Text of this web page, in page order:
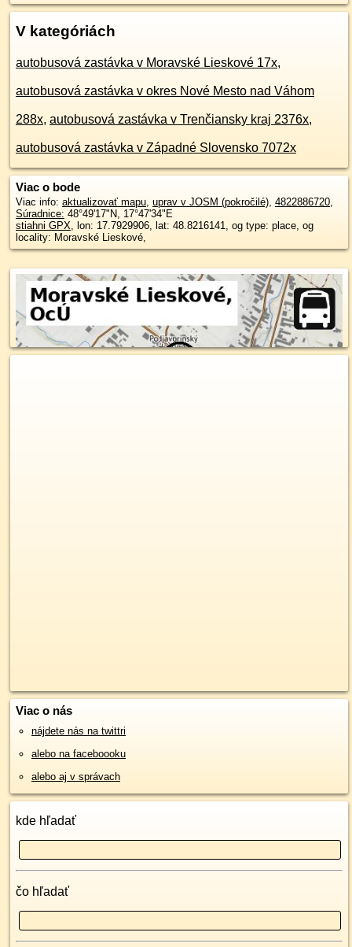
V kategóriách
autobusová zastávka v Moravské Lieskové 17x,
autobusová zastávka v okres Nové Mesto nad Váhom
288x, autobusová zastávka v Trenčiansky kraj 2376x,
autobusová zastávka v Západné Slovensko 7072x
Viac o bode
Viac info: aktualizovať mapu, uprav v JOSM (pokročilé), 4822886720,
Súradnice: 48°49'17"N, 17°47'34"E
stiahni GPX, lon: 17.7929906, lat: 48.8216141, og type: place, og
locality: Moravské Lieskové,
Viac o nás
nájdete nás na twittri
alebo na faceboooku
alebo aj v správach
kde hľadať
čo hľadať